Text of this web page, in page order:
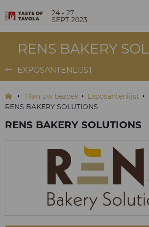
24 - 27
SEPT 2023
RENS BAKERY
EXPOSANTENLIJST
Plan uw bezoek
Exposantenlijst
RENS BAKERY SOLUTIONS
RENS BAKERY SOLUTIONS